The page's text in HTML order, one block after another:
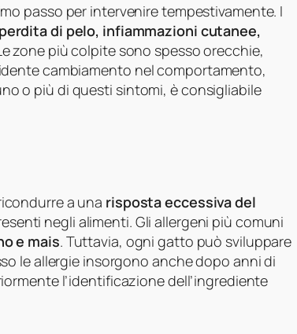
passo per intervenire tempestivamente. I
di pelo, infiammazioni cutanee,
zone più colpite sono spesso orecchie,
cambiamento nel comportamento,
o più di questi sintomi, è consigliabile
a una risposta eccessiva del
negli alimenti. Gli allergeni più comuni
e mais. Tuttavia, ogni gatto può sviluppare
le allergie insorgono anche dopo anni di
l’identificazione dell’ingrediente